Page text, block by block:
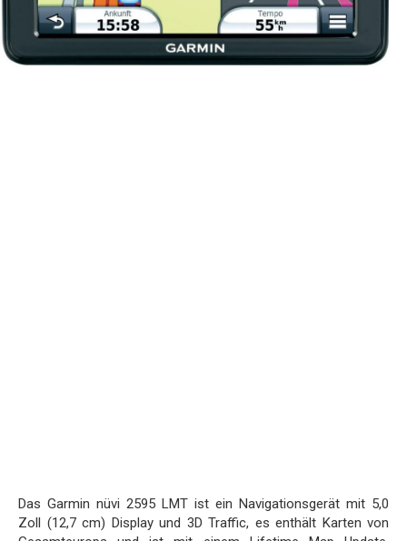
Das Garmin nüvi 2595 LMT ist ein Navigationsgerät mit 5,0
Zoll (12,7 cm) Display und 3D Traffic, es enthält Karten von